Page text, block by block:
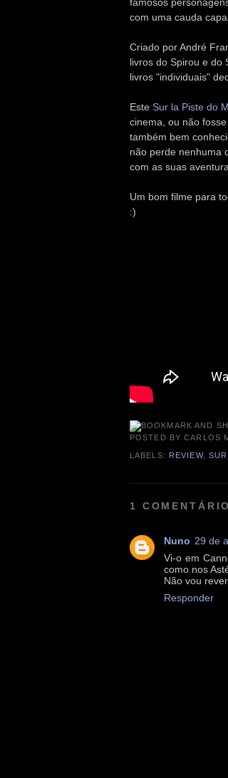
com uma cauda
Criado por André
livros do Spirou e do
livros "individuais"
Este Sur la Piste do
cinema, ou não
também bem
não perde nenhuma
com as suas
Um bom filme para
:)
POSTED BYCARLOS
LABELS: REVIEW,
1
Nuno 29 de
Vi-o em
como nos
Não vou
Responder